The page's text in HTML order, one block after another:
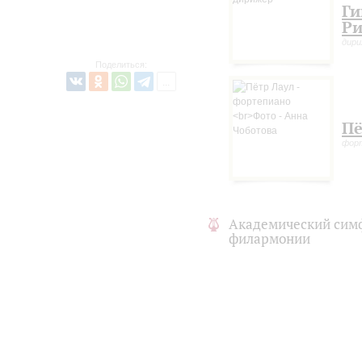
Поделиться:
Академический
филармонии